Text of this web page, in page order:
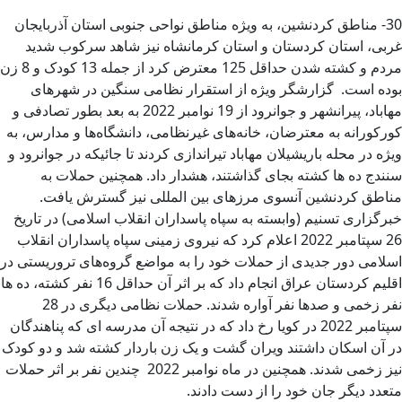
30- مناطق کردنشین، به ویژه مناطق نواحی جنوبی استان آذربایجان
غربی، استان کردستان و استان کرمانشاه نیز شاهد سرکوب شدید
مردم و کشته شدن حداقل 125 معترض کرد از جمله 13 کودک و 8 زن
بوده است. گزارشگر ویژه از استقرار نظامی سنگین در شهرهای
مهاباد، پیرانشهر و جوانرود از 19 نوامبر 2022 به بعد بطور تصادفی و
کورکورانه به معترضان، خانه‌های غیرنظامی، دانشگاه‌ها و مدارس، به
ویژه در محله باریشیلان مهاباد تیراندازی کردند تا جائیکه در جوانرود و
سنندج ده ها کشته بجای گذاشتند، هشدار داد. همچنین حملات به
مناطق کردنشین آنسوی مرزهای بین المللی نیز گسترش یافت.
خبرگزاری تسنیم (وابسته به سپاه پاسداران انقلاب اسلامی) در تاریخ
26 سپتامبر 2022 اعلام کرد که نیروی زمینی سپاه پاسداران انقلاب
اسلامی دور جدیدی از حملات خود را به مواضع گروه‌های تروریستی در
اقلیم کردستان عراق انجام داد که بر اثر آن حداقل 16 نفر کشته، ده ها
نفر زخمی و صدها نفر آواره شدند. حملات نظامی دیگری در 28
سپتامبر 2022 در کویا رخ داد که در نتیجه آن مدرسه ای که پناهندگان
در آن اسکان داشتند ویران گشت و یک زن باردار کشته شد و دو کودک
نیز زخمی شدند. همچنین در ماه نوامبر 2022 چندین نفر بر اثر حملات
متعدد دیگر جان خود را از دست دادند.